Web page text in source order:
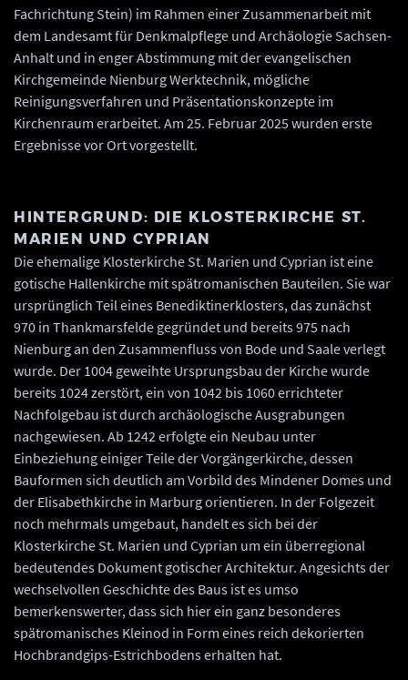
Fachrichtung Stein) im Rahmen einer Zusammenarbeit mit
dem Landesamt für Denkmalpflege und Archäologie Sachsen-
Anhalt und in enger Abstimmung mit der evangelischen
Kirchgemeinde Nienburg Werktechnik, mögliche
Reinigungsverfahren und Präsentationskonzepte im
Kirchenraum erarbeitet. Am 25. Februar 2025 wurden erste
Ergebnisse vor Ort vorgestellt.
HINTERGRUND: DIE KLOSTERKIRCHE ST.
MARIEN UND CYPRIAN
Die ehemalige Klosterkirche St. Marien und Cyprian ist eine
gotische Hallenkirche mit spätromanischen Bauteilen. Sie war
ursprünglich Teil eines Benediktinerklosters, das zunächst
970 in Thankmarsfelde gegründet und bereits 975 nach
Nienburg an den Zusammenfluss von Bode und Saale verlegt
wurde. Der 1004 geweihte Ursprungsbau der Kirche wurde
bereits 1024 zerstört, ein von 1042 bis 1060 errichteter
Nachfolgebau ist durch archäologische Ausgrabungen
nachgewiesen. Ab 1242 erfolgte ein Neubau unter
Einbeziehung einiger Teile der Vorgängerkirche, dessen
Bauformen sich deutlich am Vorbild des Mindener Domes und
der Elisabethkirche in Marburg orientieren. In der Folgezeit
noch mehrmals umgebaut, handelt es sich bei der
Klosterkirche St. Marien und Cyprian um ein überregional
bedeutendes Dokument gotischer Architektur. Angesichts der
wechselvollen Geschichte des Baus ist es umso
bemerkenswerter, dass sich hier ein ganz besonderes
spätromanisches Kleinod in Form eines reich dekorierten
Hochbrandgips-Estrichbodens erhalten hat.